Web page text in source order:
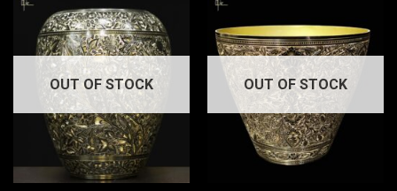
OUT OF STOCK OUT OF STOCK